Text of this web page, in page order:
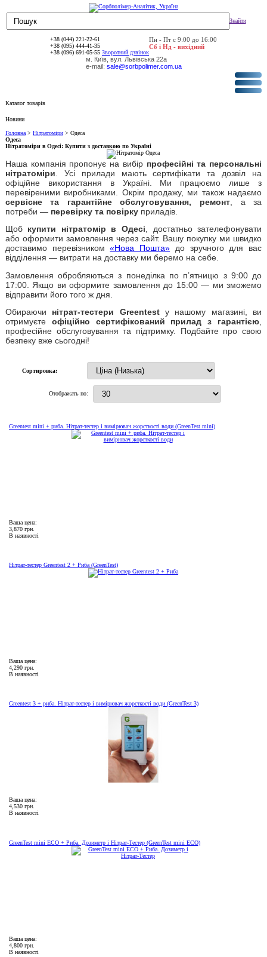
Знайти
+38 (044) 221-22-61
+38 (095) 444-41-35
+38 (096) 691-05-55 Зворотний дзвінок
Пн - Пт с 9:00 до 16:00
Сб і Нд - вихідний
м. Київ, вул. Львівська 22а
e-mail: sale@sorbpolimer.com.ua
Каталог товарів
Новини
Головна> Нітратоміри> Одеса
Одеса
Нітратоміри в Одесі: Купити з доставкою по Україні
Наша компанія пропонує на вибір професійні та персональні
нітратоміри. Усі прилади мають сертифікати та дозвіл на
офіційне використання в Україні. Ми працюємо лише з
перевіреними виробниками. Окрім продажу, ми також надаємо
сервісне та гарантійне обслуговування, ремонт, а за
потреби — перевірку та повіркуприладів.
Щоб купити нітратомір в Одесі, достатньо зателефонувати
або оформити замовлення через сайт. Вашу покупку ми швидко
доставимо перевізником«Нова Пошта» до зручного для вас
відділення — витрати на доставку ми беремо на себе.
Замовлення обробляються з понеділка по п’ятницю з 9:00 до
17:00. Якщо ви оформите замовлення до 15:00 — ми зможемо
відправити його того ж дня.
Обираючи нітрат-тестери Greentestу нашому магазині, ви
отримуєте офіційно сертифікований прилад з гарантією
професійне обслуговування та підтримку. Подбайте про свою
безпеку вже сьогодні!
Сортировка:
Отображать по:
Greentest mini + риба. Нітрат-тестер і вимірювач жорсткості води (GreenTest mini)
Ваша цена:
3,870 грн.
В наявності
Нітрат-тестер Greentest 2 + Риба (GreenTest)
Ваша цена:
4,290 грн.
В наявності
Greentest 3 + риба. Нітрат-тестер і вимірювач жорсткості води (GreenTest 3)
Ваша цена:
4,530 грн.
В наявності
GreenTest mini ECO + Риба. Дозиметр і Нітрат-Тестер (GreenTest mini ECO)
Ваша цена:
4,800 грн.
В наявності